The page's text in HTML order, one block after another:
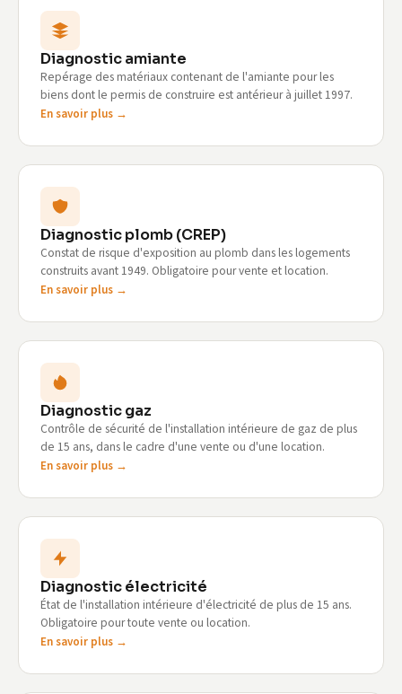
Diagnostic amiante
Repérage des matériaux contenant de l'amiante pour les
biens dont le permis de construire est antérieur à juillet 1997.
En savoir plus →
Diagnostic plomb (CREP)
Constat de risque d'exposition au plomb dans les logements
construits avant 1949. Obligatoire pour vente et location.
En savoir plus →
Diagnostic gaz
Contrôle de sécurité de l'installation intérieure de gaz de plus
de 15 ans, dans le cadre d'une vente ou d'une location.
En savoir plus →
Diagnostic électricité
État de l'installation intérieure d'électricité de plus de 15 ans.
Obligatoire pour toute vente ou location.
En savoir plus →